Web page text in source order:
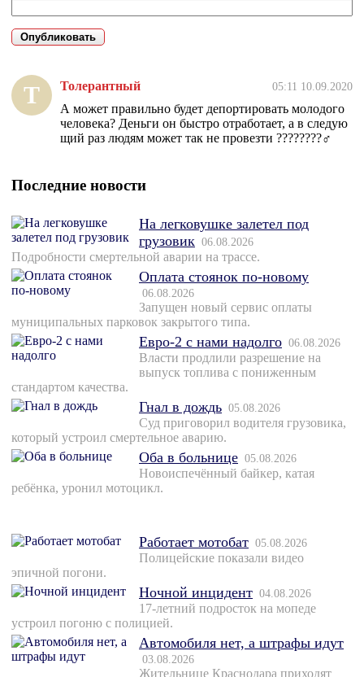
Т Толерантный 05:11 10.09.2020
А может правильно будет депортировать молодого
человека? Деньги он быстро отработает, а в следую
щий раз людям может так не провезти ????????‍♂️
Последние новости
На легковушке залетел под
грузовик 06.08.2026
Подробности смертельной аварии на трассе.
Оплата стоянок по-новому
06.08.2026
Запущен новый сервис оплаты
муниципальных парковок закрытого типа.
Евро-2 с нами надолго 06.08.2026
Власти продлили разрешение на
выпуск топлива с пониженным
стандартом качества.
Гнал в дождь 05.08.2026
Суд приговорил водителя грузовика,
который устроил смертельное аварию.
Оба в больнице 05.08.2026
Новоиспечённый байкер, катая
ребёнка, уронил мотоцикл.
Работает мотобат 05.08.2026
Полицейские показали видео
эпичной погони.
Ночной инцидент 04.08.2026
17-летний подросток на мопеде
устроил погоню с полицией.
Автомобиля нет, а штрафы идут
03.08.2026
Жительнице Краснодара приходят